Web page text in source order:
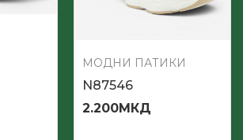
МОДНИ ПАТИКИ
N87546
2.200МКД